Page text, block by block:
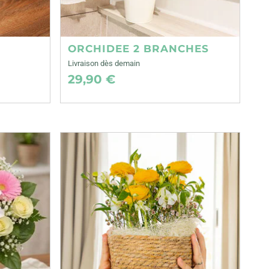
ORCHIDEE 2 BRANCHES
Livraison dès demain
29,90 €